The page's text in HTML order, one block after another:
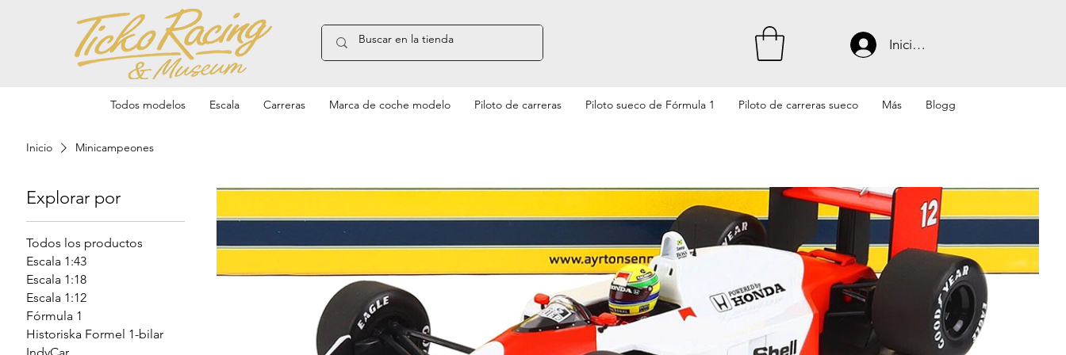
Iniciar sesión
Todos modelos Escala Carreras Marca de coche modelo Piloto de carreras Piloto sueco de Fórmula 1 Piloto de carreras sueco Más Blogg
Inicio Minicampeones
Explorar por
Todos los productos
Escala 1:43
Escala 1:18
Escala 1:12
Fórmula 1
Historiska Formel 1-bilar